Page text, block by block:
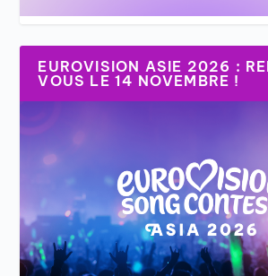
EUROVISION ASIE 2026 :
VOUS LE 14 NOVEMBRE !